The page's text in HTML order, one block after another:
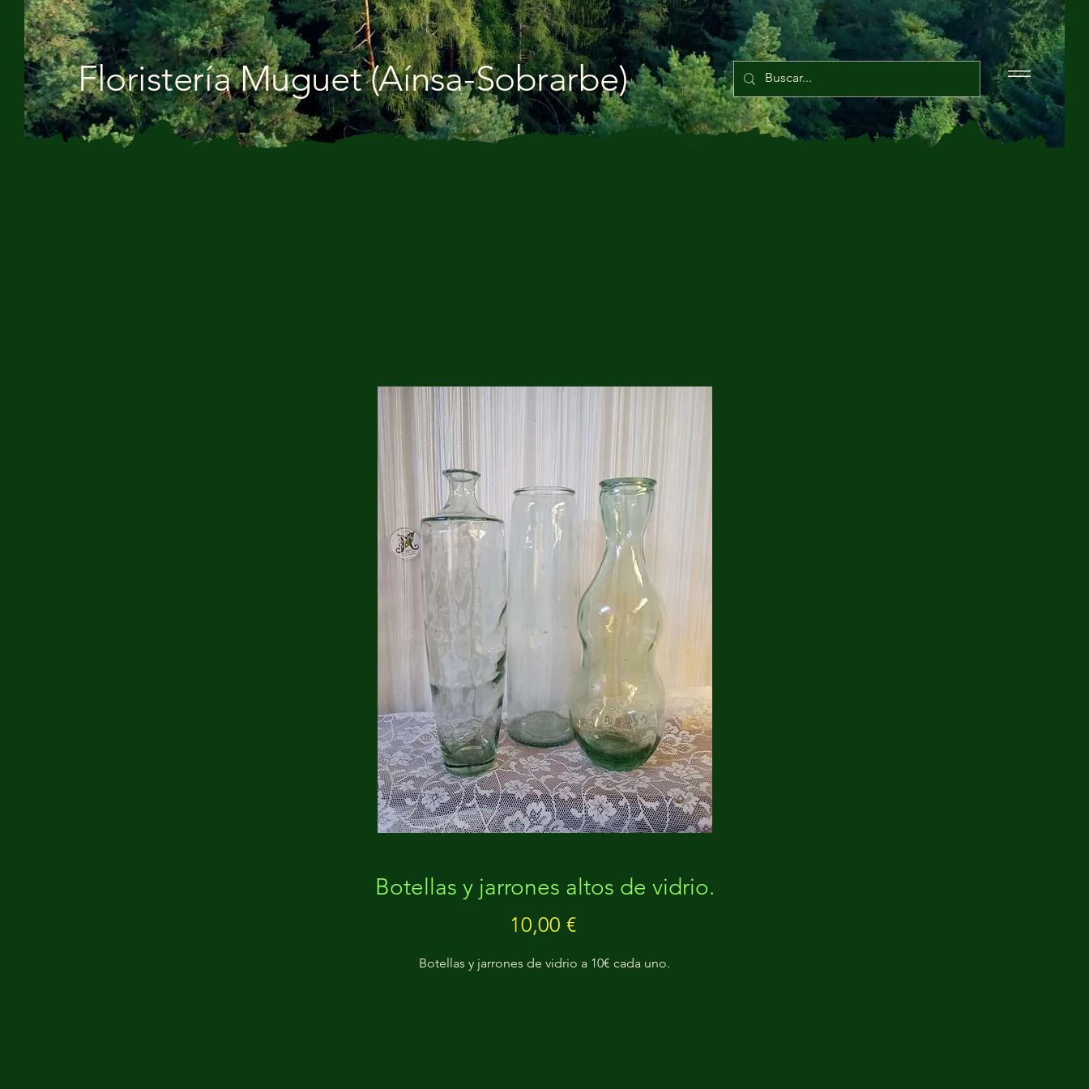
Floristería Muguet (Aínsa-Sobrarbe)
Botellas y jarrones altos de vidrio.
10,00 €Precio
Botellas y jarrones de vidrio a 10€ cada uno.